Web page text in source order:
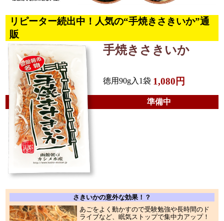
リピーター続出中！人気の“手焼きさきいか”通
販
手焼きさきいか
徳用90g入1袋 1,080円
準備中
さきいかの意外な効果！？
あごをよく動かすので受験勉強や長時間のド
ライブなど、眠気ストップで集中力アップ！